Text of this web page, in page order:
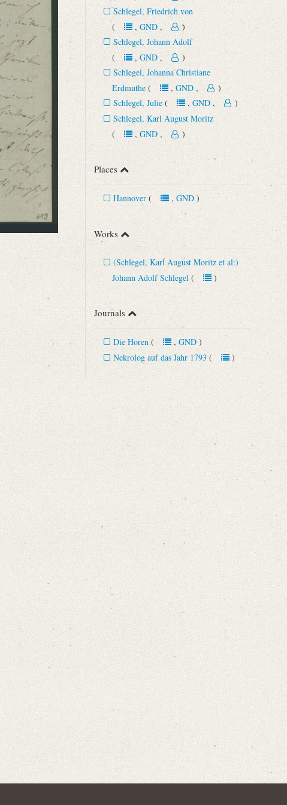
Schlegel, Friedrich von
(, GND, )
Schlegel, Johann Adolf
(, GND, )
Schlegel, Johanna Christiane
Erdmuthe (, GND, )
Schlegel, Julie (, GND, )
Schlegel, Karl August Moritz
(, GND, )
Places
Hannover (, GND)
Works
(Schlegel, Karl August Moritz et al:)
Johann Adolf Schlegel ()
Journals
Die Horen (, GND)
Nekrolog auf das Jahr 1793 ()